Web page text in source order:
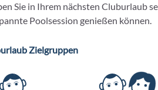
Sie in Ihrem nächsten Cluburlaub
Poolsession genießen können.
Zielgruppen